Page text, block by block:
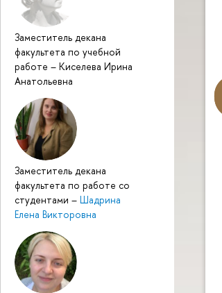
Заместитель декана
факультета по учебной
работе – Киселева Ирина
Анатольевна
Заместитель декана
факультета по работе со
студентами – Шадрина
Елена Викторовна